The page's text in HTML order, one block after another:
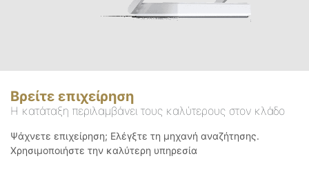
Βρείτε επιχείρηση
Η κατάταξη περιλαμβάνει τους καλύτερους στον κλάδο
Ψάχνετε επιχείρηση; Ελέγξτε τη μηχανή αναζήτησης.
Χρησιμοποιήστε την καλύτερη υπηρεσία